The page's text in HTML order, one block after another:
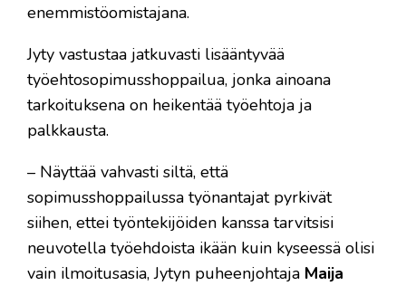
enemmistöomistajana.
Jyty vastustaa jatkuvasti lisääntyvää
työehtosopimusshoppailua, jonka ainoana
tarkoituksena on heikentää työehtoja ja
palkkausta.
– Näyttää vahvasti siltä, että
sopimusshoppailussa työnantajat pyrkivät
siihen, ettei työntekijöiden kanssa tarvitsisi
neuvotella työehdoista ikään kuin kyseessä olisi
vain ilmoitusasia, Jytyn puheenjohtaja Maija